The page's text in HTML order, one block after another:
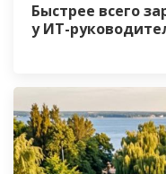
Быстрее всего
у ИТ-